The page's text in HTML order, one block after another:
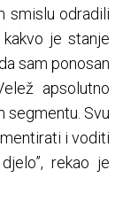
smislu odradili
je stanje
sam ponosan
apsolutno
segmentu. Svu
i voditi
rekao je